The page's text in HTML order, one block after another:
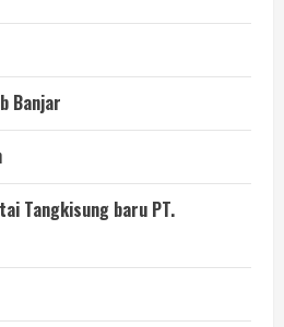
Banjar
Tangkisung baru PT.